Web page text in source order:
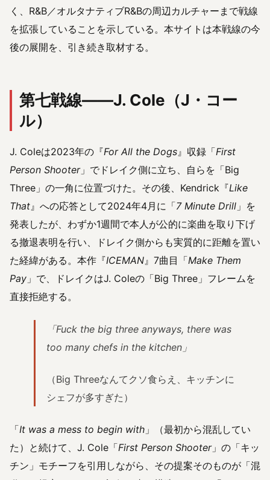
く、R&B／オルタナティブR&Bの周辺カルチャーまで戦線
を拡張していることを示している。本サイトは本戦線の今
後の展開を、引き続き取材する。
第七戦線——J. Cole（J・コー
ル）
J. Coleは2023年の『For All the Dogs』収録「First
Person Shooter」でドレイク側に立ち、自らを「Big
Three」の一角に位置づけた。その後、Kendrick『Like
That』への応答として2024年4月に「7 Minute Drill 」を
発表したが、わずか1週間で本人が公的に楽曲を取り下げ
る撤退表明を行い、ドレイク側からも実質的に距離を置い
た経緯がある。本作『ICEMAN』7曲目「Make Them
Pay 」で、ドレイクはJ. Coleの「Big Three」フレームを
直接拒絶する。
「Fuck the big three anyways, there was
too many chefs in the kitchen」
（Big Threeなんてクソ食らえ、キッチンに
シェフが多すぎた）
「It was a mess to begin with 」（最初から混乱してい
た）と続けて、J. Cole「First Person Shooter」の「キッ
チン」モチーフを引用しながら、その提案そのものが「混